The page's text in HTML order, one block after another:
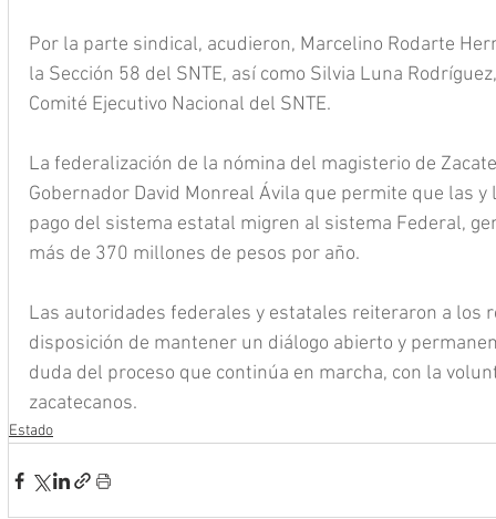
Por la parte sindical, acudieron, Marcelino Rodarte
la Sección 58 del SNTE, así como Silvia Luna
Comité Ejecutivo Nacional del SNTE.
La federalización de la nómina del magisterio de
Gobernador David Monreal Ávila que permite que las
pago del sistema estatal migren al sistema Federal,
más de 370 millones de pesos por año.
Las autoridades federales y estatales reiteraron a los
disposición de mantener un diálogo abierto y
duda del proceso que continúa en marcha, con la
zacatecanos.
Estado